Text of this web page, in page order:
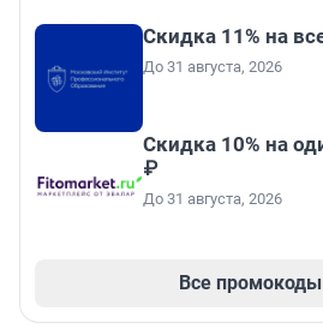
Скидка 11% на
До 31 августа, 2026
Скидка 10% на
₽
До 31 августа, 2026
Все промокоды